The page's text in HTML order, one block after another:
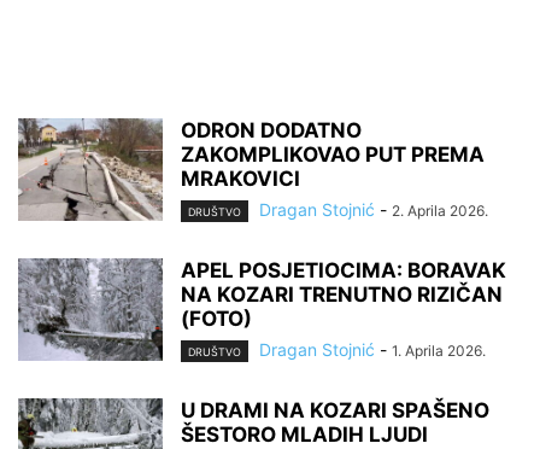
ODRON DODATNO
ZAKOMPLIKOVAO PUT PREMA
MRAKOVICI
DRUŠTVO Dragan Stojnić - 2. Aprila 2026.
APEL POSJETIOCIMA: BORAVAK
NA KOZARI TRENUTNO RIZIČAN
(FOTO)
DRUŠTVO Dragan Stojnić - 1. Aprila 2026.
U DRAMI NA KOZARI SPAŠENO
ŠESTORO MLADIH LJUDI